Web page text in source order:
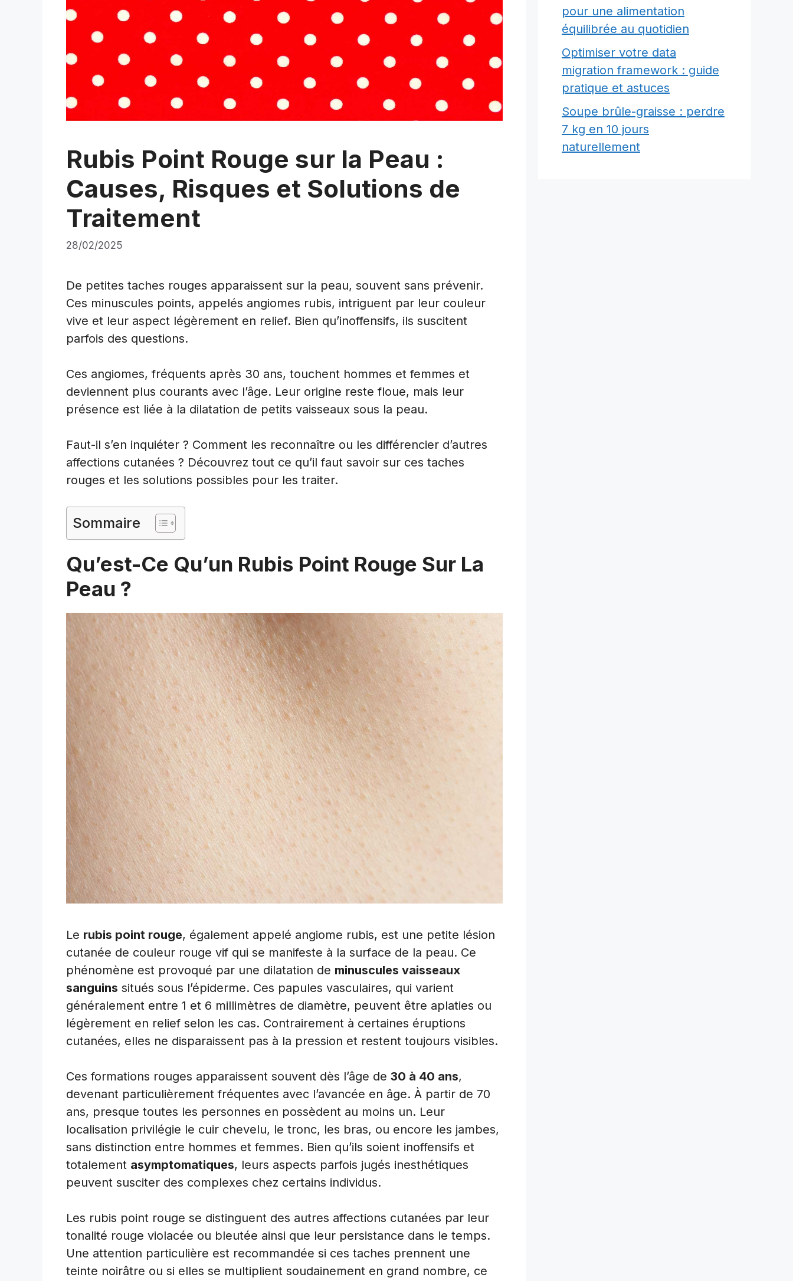
Rubis Point Rouge sur la Peau :
Causes, Risques et Solutions de
Traitement
28/02/2025
De petites taches rouges apparaissent sur la peau, souvent sans prévenir.
Ces minuscules points, appelés angiomes rubis, intriguent par leur couleur
vive et leur aspect légèrement en relief. Bien qu’inoffensifs, ils suscitent
parfois des questions.
Ces angiomes, fréquents après 30 ans, touchent hommes et femmes et
deviennent plus courants avec l’âge. Leur origine reste floue, mais leur
présence est liée à la dilatation de petits vaisseaux sous la peau.
Faut-il s’en inquiéter ? Comment les reconnaître ou les différencier d’autres
affections cutanées ? Découvrez tout ce qu’il faut savoir sur ces taches
rouges et les solutions possibles pour les traiter.
Sommaire
Qu’est-Ce Qu’un Rubis Point Rouge Sur La
Peau ?
Le rubis point rouge, également appelé angiome rubis, est une petite lésion
cutanée de couleur rouge vif qui se manifeste à la surface de la peau. Ce
phénomène est provoqué par une dilatation de minuscules vaisseaux
sanguins situés sous l’épiderme. Ces papules vasculaires, qui varient
généralement entre 1 et 6 millimètres de diamètre, peuvent être aplaties ou
légèrement en relief selon les cas. Contrairement à certaines éruptions
cutanées, elles ne disparaissent pas à la pression et restent toujours visibles.
Ces formations rouges apparaissent souvent dès l’âge de 30 à 40 ans,
devenant particulièrement fréquentes avec l’avancée en âge. À partir de 70
ans, presque toutes les personnes en possèdent au moins un. Leur
localisation privilégie le cuir chevelu, le tronc, les bras, ou encore les jambes,
sans distinction entre hommes et femmes. Bien qu’ils soient inoffensifs et
totalement asymptomatiques, leurs aspects parfois jugés inesthétiques
peuvent susciter des complexes chez certains individus.
Les rubis point rouge se distinguent des autres affections cutanées par leur
tonalité rouge violacée ou bleutée ainsi que leur persistance dans le temps.
Une attention particulière est recommandée si ces taches prennent une
teinte noirâtre ou si elles se multiplient soudainement en grand nombre, ce
pour une alimentation
équilibrée au quotidien
Optimiser votre data
migration framework : guide
pratique et astuces
Soupe brûle-graisse : perdre
7 kg en 10 jours
naturellement